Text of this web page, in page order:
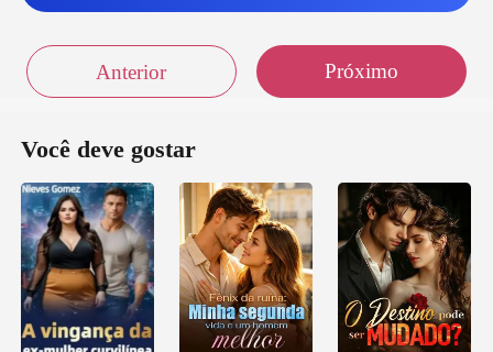
Anterior Próximo
Você deve gostar